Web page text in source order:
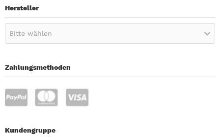
Hersteller
Bitte wählen
Zahlungsmethoden
Kundengruppe